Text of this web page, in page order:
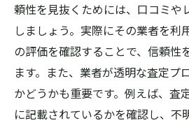
最新の市場動向を把握
タイミングを見極めた
高価買取を実現するた
ロレックス買取で奈良県の
方法
頼性を見抜くためには、口コミや
しましょう。実際にその業者を利
の評価を確認することで、信頼性
ます。また、業者が透明な査定プ
かどうかも重要です。例えば、査
に記載されているかを確認し、不